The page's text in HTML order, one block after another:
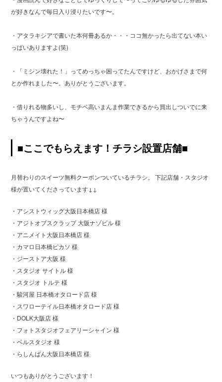
が好きなんで毎日入り浸りたいです〜。
・アタラキシアで書いた本何冊あるか・・・ココ無かったら出てない本い
っぱいありますよ(笑)
・「ミシン壊れた！」ってめっちゃ困ってたんですけど、おかげさまで何
とか作れました〜。ありがとうございます。
・借りれる物多いし、モチベ高いまんま作業できるから買出しついでに来
ちゃうんですよね〜
■ここでもらえます！チラシ設置店舗■
月替わりのスイーツ無料クーポンついているチラシ。 下記店舗・スタジオ
様が置いてくださっています↓↓
・アシストウィッグ大阪日本橋店 様
・アジトオブスクラップ 大阪ナゾビル 様
・アニメイト大阪日本橋店 様
・カマロ日本橋ピカソ 様
・ジーストア大阪 様
・スタジオ サイトル 様
・スタジオ トルテ 様
・駿河屋 日本橋オタロード店 様
・スワローテイル日本橋オタロード店 様
・DOLK大阪店 様
・フォトスタジオフェアリーシャイン 様
・ベルスタジオ 様
・らしんばん大阪日本橋店 様
いつもありがとうございます！